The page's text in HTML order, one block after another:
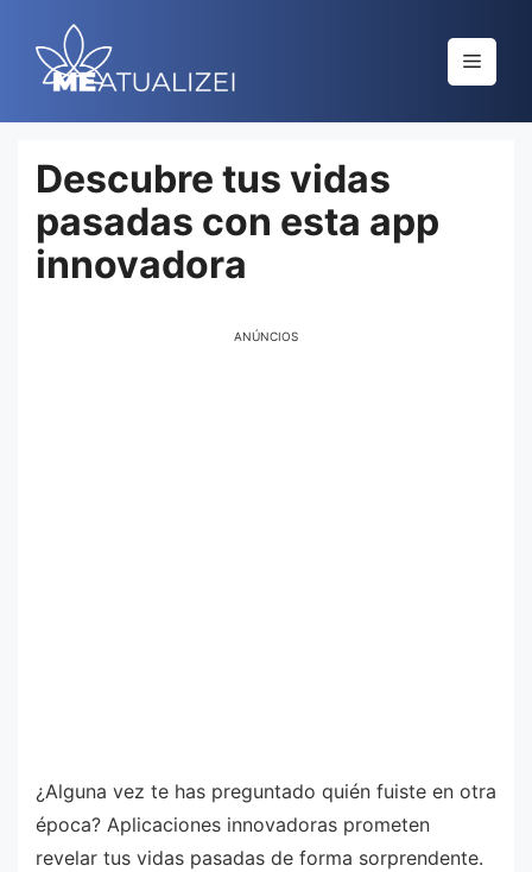
contenido
Menú
Descubre tus vidas
pasadas con esta app
innovadora
ANÚNCIOS
¿Alguna vez te has preguntado quién fuiste en otra
época? Aplicaciones innovadoras prometen
revelar tus vidas pasadas de forma sorprendente.